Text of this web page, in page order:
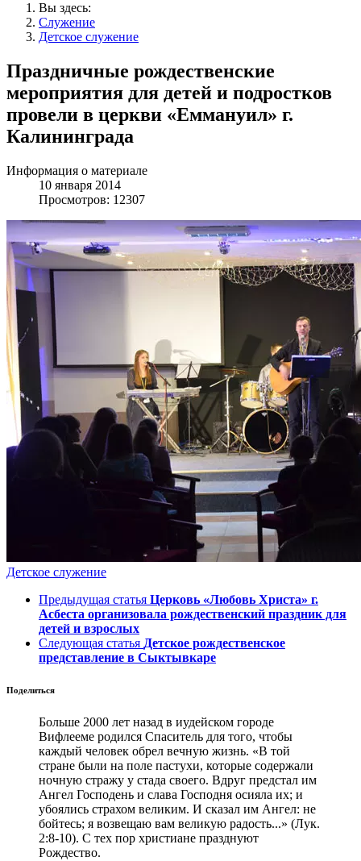
Вы здесь:
Служение
Детское служение
Праздничные рождественские
мероприятия для детей и подростков
провели в церкви «Еммануил» г.
Калининграда
Информация о материале
10 января 2014
Просмотров: 12307
Детское служение
Предыдущая статья Церковь «Любовь Христа» г.
Асбеста организовала рождественский праздник для
детей и взрослых
Следующая статья Детское рождественское
представление в Сыктывкаре
Поделиться
Больше 2000 лет назад в иудейском городе
Вифлееме родился Спаситель для того, чтобы
каждый человек обрел вечную жизнь. «В той
стране были на поле пастухи, которые содержали
ночную стражу у стада своего. Вдруг предстал им
Ангел Господень и слава Господня осияла их; и
убоялись страхом великим. И сказал им Ангел: не
бойтесь; я возвещаю вам великую радость...» (Лук.
2:8-10). С тех пор христиане празднуют
Рождество.